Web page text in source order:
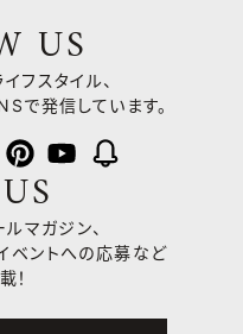
US
フスタイル、
で発信しています。
マガジン、
ベントへの応募など
！